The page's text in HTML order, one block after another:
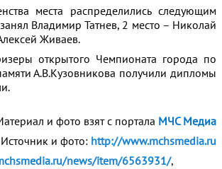
места распределились следующим
Владимир Татнев, 2 место – Николай
Живаев.
открытого Чемпионата города по
А.В.Кузовникова получили дипломы
и фото взят с портала МЧС Медиа
Источник и фото: http://www.mchsmedia.ru
news/item/6563931/,